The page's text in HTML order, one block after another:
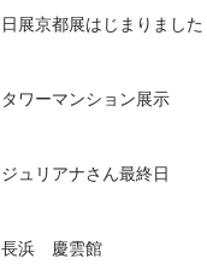
日展京都展はじまりました
タワーマンション展示
ジュリアナさん最終日
長浜 慶雲館